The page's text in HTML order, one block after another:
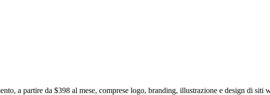
a partire da $398 al mese, comprese logo, branding, illustrazione e design di siti